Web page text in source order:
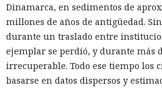
Dinamarca, en sedimentos de
millones de años de antigüedad.
durante un traslado entre
ejemplar se perdió, y durante más
irrecuperable. Todo ese tiempo los
basarse en datos dispersos y